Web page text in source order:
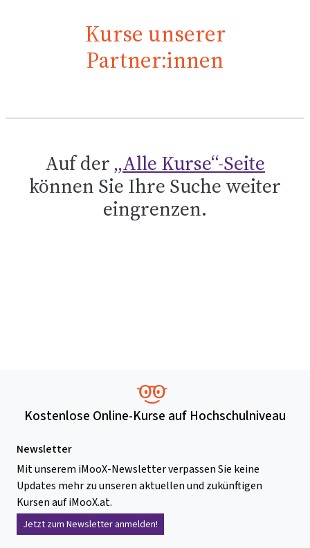
Kurse unserer
Partner:innen
Auf der „Alle Kurse“-Seite
können Sie Ihre Suche weiter
eingrenzen.
Kostenlose Online-Kurse auf Hochschulniveau
Newsletter
Mit unserem iMooX-Newsletter verpassen Sie keine
Updates mehr zu unseren aktuellen und zukünftigen
Kursen auf iMooX.at.
Jetzt zum Newsletter anmelden!